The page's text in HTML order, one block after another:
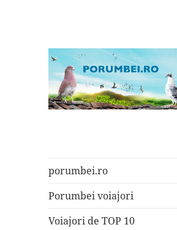
porumbei.ro
Porumbei voiajori
Voiajori de TOP 10